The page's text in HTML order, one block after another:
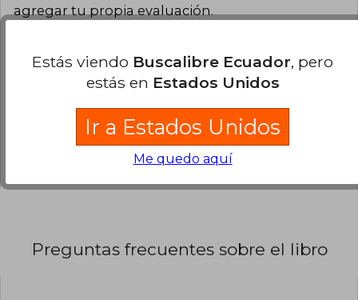
agregar tu propia evaluación.
0% (0)
0% (0)
0% (0)
0% (0)
0% (0)
Preguntas frecuentes sobre el libro
Estás viendo Buscalibre Ecuador, pero
estás en Estados Unidos
Ir a Estados Unidos
Me quedo aquí